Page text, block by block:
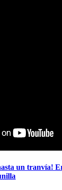
un tranvía!